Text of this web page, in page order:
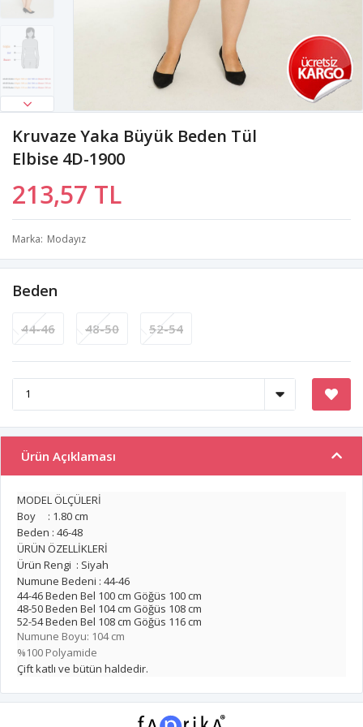
Kruvaze Yaka Büyük Beden Tül
Elbise 4D-1900
213,57 TL
Marka Modayız
Beden
44-46 48-50 52-54
Ürün Açıklaması
MODEL ÖLÇÜLERİ
Boy : 1.80 cm
Beden : 46-48
ÜRÜN ÖZELLİKLERİ
Ürün Rengi : Siyah
Numune Bedeni : 44-46
44-46 Beden Bel 100 cm Göğüs 100 cm
48-50 Beden Bel 104 cm Göğüs 108 cm
52-54 Beden Bel 108 cm Göğüs 116 cm
Numune Boyu: 104 cm
%100 Polyamide
Çift katlı ve bütün haldedir.